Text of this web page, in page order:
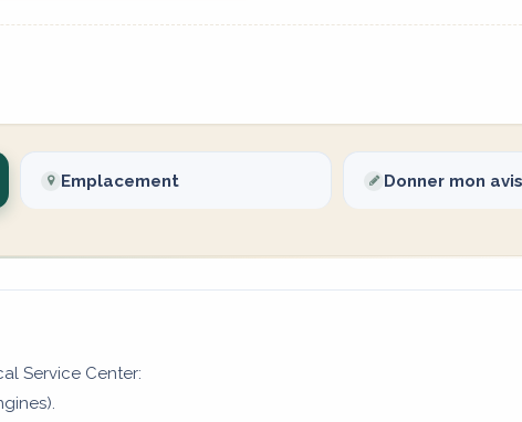
Emplacement Donner mon avis
Service Center: